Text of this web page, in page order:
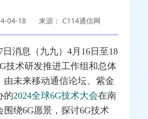
04-18 来源： C114通信网
日消息（九九）4月16日至18
技术研发推进工作组和总体
由未来移动通信论坛、紫金
的2024全球6G技术大会在南
围绕6G愿景，探讨6G技术